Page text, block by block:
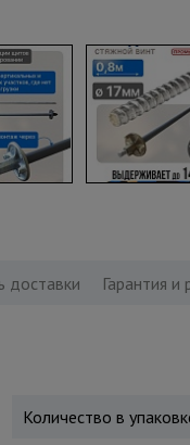
доставки Гарантия и
Количество в